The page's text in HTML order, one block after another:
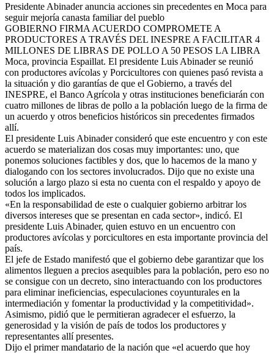
Presidente Abinader anuncia acciones sin precedentes en Moca para
seguir mejoría canasta familiar del pueblo
GOBIERNO FIRMA ACUERDO COMPROMETE A
PRODUCTORES A TRAVÉS DEL INESPRE A FACILITAR 4
MILLONES DE LIBRAS DE POLLO A 50 PESOS LA LIBRA
Moca, provincia Espaillat. El presidente Luis Abinader se reunió
con productores avícolas y Porcicultores con quienes pasó revista a
la situación y dio garantías de que el Gobierno, a través del
INESPRE, el Banco Agrícola y otras instituciones beneficiarán con
cuatro millones de libras de pollo a la población luego de la firma de
un acuerdo y otros beneficios históricos sin precedentes firmados
allí.
El presidente Luis Abinader consideró que este encuentro y con este
acuerdo se materializan dos cosas muy importantes: uno, que
ponemos soluciones factibles y dos, que lo hacemos de la mano y
dialogando con los sectores involucrados. Dijo que no existe una
solución a largo plazo si esta no cuenta con el respaldo y apoyo de
todos los implicados.
«En la responsabilidad de este o cualquier gobierno arbitrar los
diversos intereses que se presentan en cada sector», indicó. El
presidente Luis Abinader, quien estuvo en un encuentro con
productores avícolas y porcicultores en esta importante provincia del
país.
El jefe de Estado manifestó que el gobierno debe garantizar que los
alimentos lleguen a precios asequibles para la población, pero eso no
se consigue con un decreto, sino interactuando con los productores
para eliminar ineficiencias, especulaciones coyunturales en la
intermediación y fomentar la productividad y la competitividad».
Asimismo, pidió que le permitieran agradecer el esfuerzo, la
generosidad y la visión de país de todos los productores y
representantes allí presentes.
Dijo el primer mandatario de la nación que «el acuerdo que hoy